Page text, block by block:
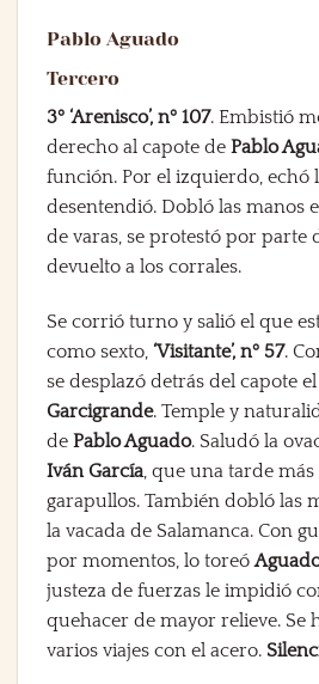
Pablo Aguado
Tercero
3º ‘Arenisco’, nº 107. Embistió
derecho al capote de Pablo
función. Por el izquierdo, echó
desentendió. Dobló las manos
de varas, se protestó por parte
devuelto a los corrales.
Se corrió turno y salió el que
como sexto, ‘Visitante’, nº 57.
se desplazó detrás del capote
Garcigrande. Temple y
de Pablo Aguado. Saludó la
Iván García, que una tarde
garapullos. También dobló las
la vacada de Salamanca. Con
por momentos, lo toreó
justeza de fuerzas le impidió
quehacer de mayor relieve. Se
varios viajes con el acero.